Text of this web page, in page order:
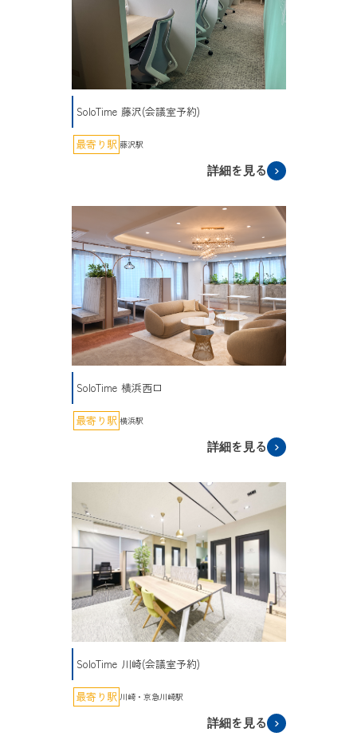
SoloTime 藤沢(会議室予約)
最寄り駅 藤沢駅
詳細を見る
SoloTime 横浜西口
最寄り駅 横浜駅
詳細を見る
SoloTime 川崎(会議室予約)
最寄り駅 川崎・京急川崎駅
詳細を見る